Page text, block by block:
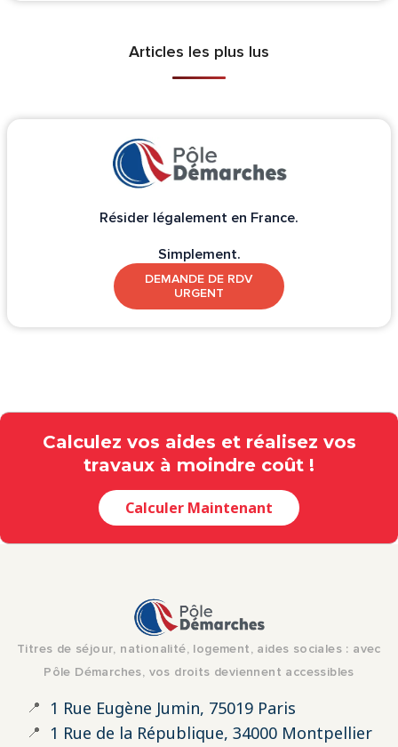
Articles les plus lus
Résider légalement en France.
Simplement.
DEMANDE DE RDV
URGENT
Calculez vos aides et réalisez vos
travaux à moindre coût !
Calculer Maintenant
Titres de séjour, nationalité, logement, aides sociales : avec
Pôle Démarches, vos droits deviennent accessibles
📍 1 Rue Eugène Jumin, 75019 Paris
📍 1 Rue de la République, 34000 Montpellier